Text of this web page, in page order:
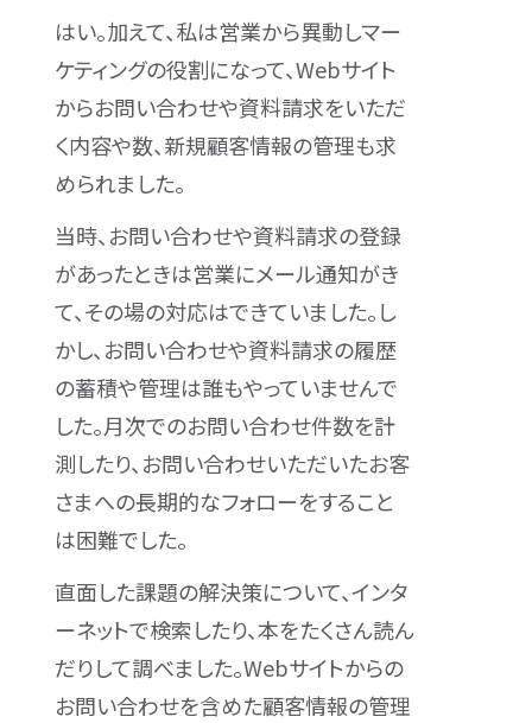
はい。加えて、私は営業から異動しマー
ケティングの役割になって、Webサイト
からお問い合わせや資料請求をいただ
く内容や数、新規顧客情報の管理も求
められました。
当時、お問い合わせや資料請求の登録
があったときは営業にメール通知がき
て、その場の対応はできていました。し
かし、お問い合わせや資料請求の履歴
の蓄積や管理は誰もやっていませんで
した。月次でのお問い合わせ件数を計
測したり、お問い合わせいただいたお客
さまへの長期的なフォローをすること
は困難でした。
直面した課題の解決策について、インタ
ーネットで検索したり、本をたくさん読ん
だりして調べました。Webサイトからの
お問い合わせを含めた顧客情報の管理